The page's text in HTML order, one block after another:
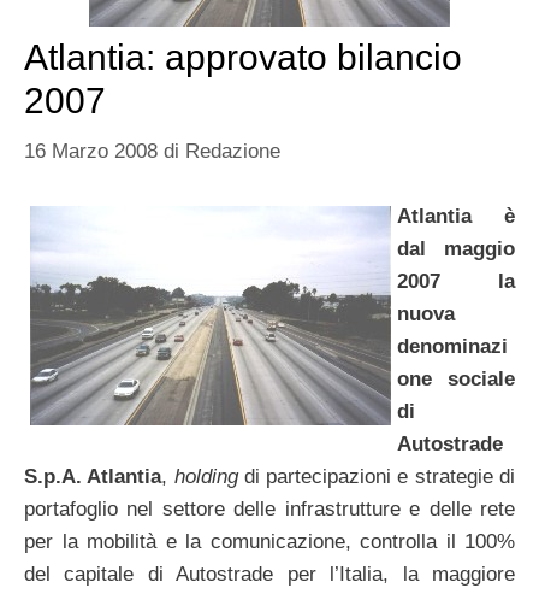
Atlantia: approvato bilancio
2007
16 Marzo 2008 di Redazione
Atlantia è
dal maggio
2007 la
nuova
denominazi
one sociale
di
Autostrade
S.p.A. Atlantia, holdingdi partecipazioni e strategie di
portafoglio nel settore delle infrastrutture e delle rete
per la mobilità e la comunicazione, controlla il 100%
del capitale di Autostrade per l’Italia, la maggiore